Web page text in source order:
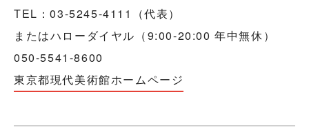
TEL：03-5245-4111（代表）
またはハローダイヤル（9:00-20:00 年中無休）
050-5541-8600
東京都現代美術館ホームページ